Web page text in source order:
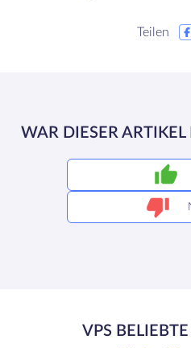
Teilen
WAR DIESER ARTIKEL
VPS